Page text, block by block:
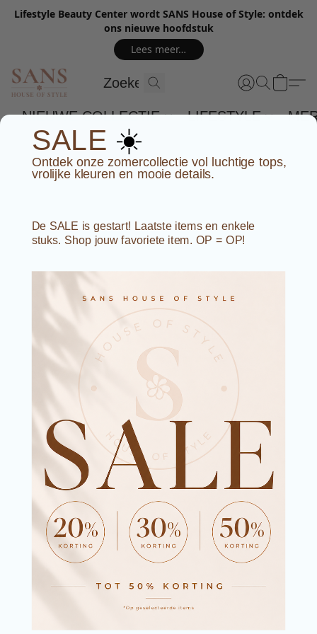
Lifestyle Beauty Center wordt SANS House of Style: ontdek
ons nieuwe hoofdstuk
Lees meer…
NIEUWE COLLECTIE LIFESTYLE
SALE ☀️
Ontdek onze zomercollectie vol luchtige tops,
vrolijke kleuren en mooie details.
De SALE is gestart! Laatste items en enkele
stuks. Shop jouw favoriete item. OP = OP!